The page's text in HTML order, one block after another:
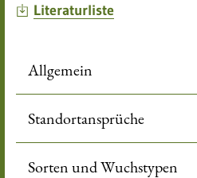
Literaturliste
Allgemein
Standortansprüche
Sorten und Wuchstypen